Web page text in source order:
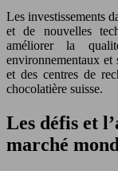
Les investissements
et de nouvelles
améliorer la
environnementaux
et des centres de
chocolatière suisse.
Les défis et
marché